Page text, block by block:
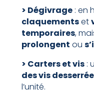
> Dégivrage: en
claquementset
temporaires,
prolongent ou
> Carters et vis:
des vis
l’unité.